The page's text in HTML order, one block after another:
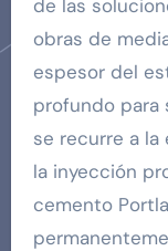
de las
obras de
espesor del
profundo para
se recurre a
la inyección
cemento